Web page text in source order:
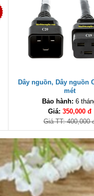
Dây nguồn, Dây nguồn
mét
Bảo hành: 6
Giá: 350,000 đ
Giá TT: 400,000